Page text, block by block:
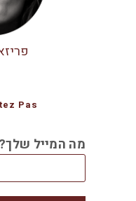
Pas
מה המייל שלך?